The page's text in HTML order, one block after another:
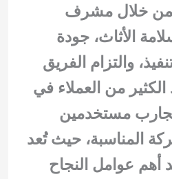
من خلال مشرف
الأثاث، جودة
والتزام الفريق
الكثير من العملاء في
مستخدمين
المناسبة، حيث تُعد
أهم عوامل النجاح